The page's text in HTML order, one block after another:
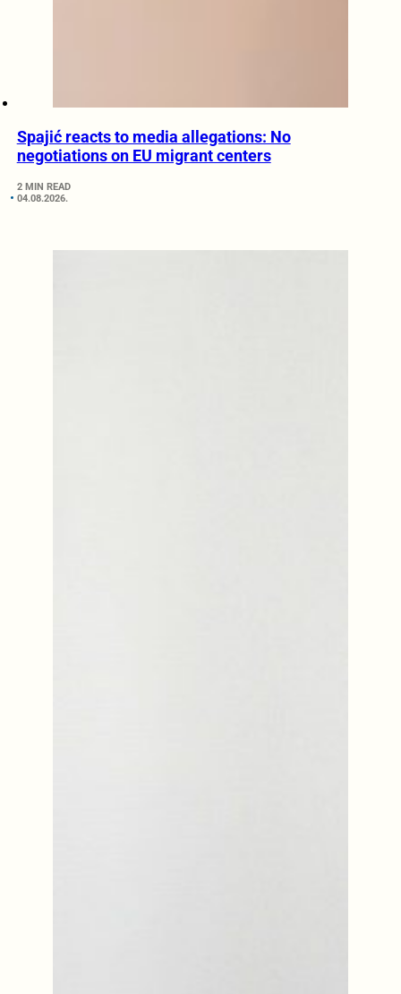
Spajić reacts to media allegations: No
negotiations on EU migrant centers
2 MIN READ
04.08.2026.